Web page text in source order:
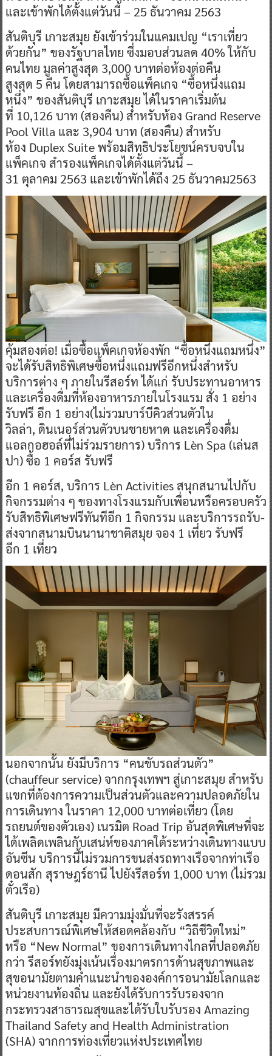
และเข้าพักได้ตั้งแต่วันนี้ – 25 ธันวาคม 2563
สันติบุรี เกาะสมุย ยังเข้าร่วมในแคมเปญ “เราเที่ยว
ด้วยกัน” ของรัฐบาลไทย ซึ่งมอบส่วนลด 40% ให้กับ
คนไทย มูลค่าสูงสุด 3,000 บาทต่อห้องต่อคืน
สูงสุด 5 คืน โดยสามารถซื้อแพ็คเกจ “ซื้อหนึ่งแถม
หนึ่ง” ของสันติบุรี เกาะสมุย ได้ในราคาเริ่มต้น
ที่ 10,126 บาท (สองคืน) สำหรับห้อง Grand Reserve
Pool Villa และ 3,904 บาท (สองคืน) สำหรับ
ห้อง Duplex Suite พร้อมสิทธิประโยชน์ครบจบใน
แพ็คเกจ สำรองแพ็คเกจได้ตั้งแต่วันนี้ –
31 ตุลาคม 2563 และเข้าพักได้ถึง 25 ธันวาคม2563
คุ้มสองต่อ! เมื่อซื้อแพ็คเกจห้องพัก “ซื้อหนึ่งแถมหนึ่ง”
จะได้รับสิทธิพิเศษซื้อหนึ่งแถมฟรีอีกหนึ่งสำหรับ
บริการต่าง ๆ ภายในรีสอร์ท ได้แก่ รับประทานอาหาร
และเครื่องดื่มที่ห้องอาหารภายในโรงแรม สั่ง 1 อย่าง
รับฟรี อีก 1 อย่าง(ไม่รวมบาร์บีคิวส่วนตัวใน
วิลล่า, ดินเนอร์ส่วนตัวบนชายหาด และเครื่องดื่ม
แอลกอฮอล์ที่ไม่ร่วมรายการ) บริการ Lèn Spa (เล่นส
ปา) ซื้อ 1 คอร์ส รับฟรี
อีก 1 คอร์ส, บริการ Lèn Activities สนุกสนานไปกับ
กิจกรรมต่าง ๆ ของทางโรงแรมกับเพื่อนหรือครอบครัว
รับสิทธิพิเศษฟรีทันทีอีก 1 กิจกรรม และบริการรถรับ-
ส่งจากสนามบินนานาชาติสมุย จอง 1 เที่ยว รับฟรี
อีก 1 เที่ยว
นอกจากนั้น ยังมีบริการ “คนขับรถส่วนตัว”
(chauffeur service) จากกรุงเทพฯ สู่เกาะสมุย สำหรับ
แขกที่ต้องการความเป็นส่วนตัวและความปลอดภัยใน
การเดินทาง ในราคา 12,000 บาทต่อเที่ยว (โดย
รถยนต์ของตัวเอง) เนรมิต Road Trip อันสุดพิเศษที่จะ
ได้เพลิดเพลินกับเสน่ห์ของภาคใต้ระหว่างเดินทางแบบ
อันซีน บริการนี้ไม่รวมการขนส่งรถทางเรือจากท่าเรือ
ดอนสัก สุราษฎร์ธานี ไปยังรีสอร์ท 1,000 บาท (ไม่รวม
ตั๋วเรือ)
สันติบุรี เกาะสมุย มีความมุ่งมั่นที่จะรังสรรค์
ประสบการณ์พิเศษให้สอดคล้องกับ “วิถีชีวิตใหม่”
หรือ “New Normal” ของการเดินทางไกลที่ปลอดภัย
กว่า รีสอร์ทยังมุ่งเน้นเรื่องมาตรการด้านสุขภาพและ
สุขอนามัยตามคำแนะนำขององค์การอนามัยโลกและ
หน่วยงานท้องถิ่น และยังได้รับการรับรองจาก
กระทรวงสาธารณสุขและได้รับใบรับรอง Amazing
Thailand Safety and Health Administration
(SHA) จากการท่องเที่ยวแห่งประเทศไทย